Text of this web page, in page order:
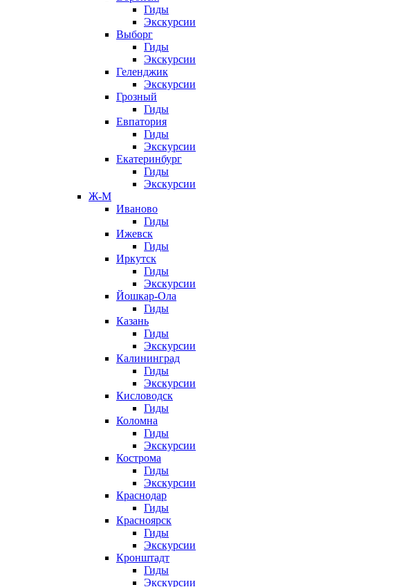
Гиды
Экскурсии
Выборг
Гиды
Экскурсии
Геленджик
Экскурсии
Грозный
Гиды
Евпатория
Гиды
Экскурсии
Екатеринбург
Гиды
Экскурсии
Ж-М
Иваново
Гиды
Ижевск
Гиды
Иркутск
Гиды
Экскурсии
Йошкар-Ола
Гиды
Казань
Гиды
Экскурсии
Калининград
Гиды
Экскурсии
Кисловодск
Гиды
Коломна
Гиды
Экскурсии
Кострома
Гиды
Экскурсии
Краснодар
Гиды
Красноярск
Гиды
Экскурсии
Кронштадт
Гиды
Экскурсии